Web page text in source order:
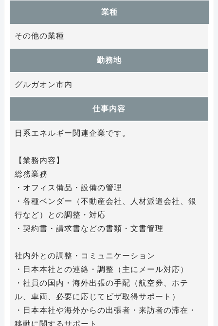
業種
その他の業種
勤務地
グルガオン市内
仕事内容
日系エネルギー関連企業です。
【業務内容】
総務業務
・オフィス備品・設備の管理
・各種ベンダー（不動産会社、人材派遣会社、銀
行など）との調整・対応
・契約書・請求書などの書類・文書管理
社内外との調整・コミュニケーション
・日本本社との連絡・調整（主にメール対応）
・社員の国内・海外出張の手配（航空券、ホテ
ル、車両、必要に応じてビザ取得サポート）
・日本本社や海外からの出張者・来訪者の滞在・
移動に関するサポート